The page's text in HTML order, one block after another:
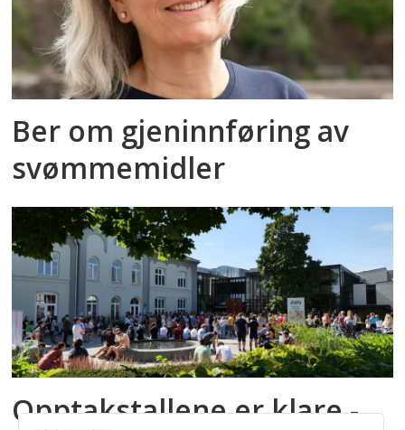
Ber om gjeninnføring av
svømmemidler
Opptakstallene er klare -